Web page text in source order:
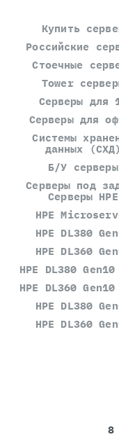
Купить
Российские
Стоечные
Tower
Серверы для
Серверы для
Системы
данных (СХД)
Б/У серверы
Серверы под
Серверы HPE
HPE
HPE DL380
HPE DL360
HPE DL380
HPE DL360
HPE DL380
HPE DL360
8